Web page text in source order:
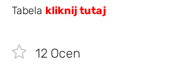
Tabela kliknij tutaj
12 Ocen